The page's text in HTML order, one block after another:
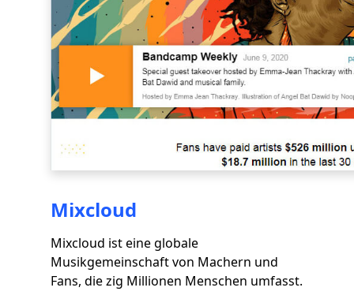
Mixcloud
Mixcloud ist eine globale
Musikgemeinschaft von Machern und
Fans, die zig Millionen Menschen umfasst.